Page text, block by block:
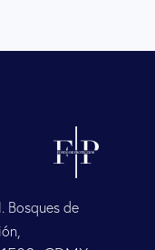
Bosques de